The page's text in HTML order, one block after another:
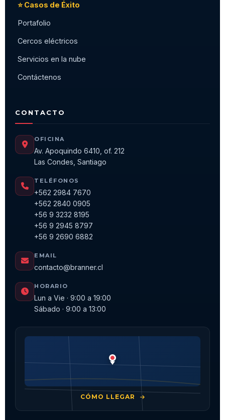
⭐ Casos de Éxito
Portafolio
Cercos eléctricos
Servicios en la nube
Contáctenos
CONTACTO
OFICINA
Av. Apoquindo 6410, of. 212
Las Condes, Santiago
TELÉFONOS
+562 2984 7670
+562 2840 0905
+56 9 3232 8195
+56 9 2945 8797
+56 9 2690 6882
EMAIL
contacto@branner.cl
HORARIO
Lun a Vie · 9:00 a 19:00
Sábado · 9:00 a 13:00
CÓMO LLEGAR